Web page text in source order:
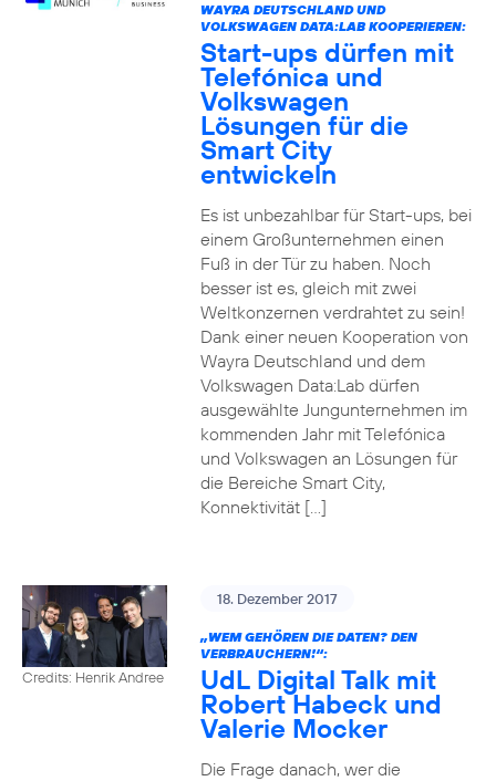
WAYRA DEUTSCHLAND UND
VOLKSWAGEN DATA:LAB KOOPERIEREN:
Start-ups dürfen mit
Telefónica und
Volkswagen
Lösungen für die
Smart City
entwickeln
Es ist unbezahlbar für Start-ups, bei
einem Großunternehmen einen
Fuß in der Tür zu haben. Noch
besser ist es, gleich mit zwei
Weltkonzernen verdrahtet zu sein!
Dank einer neuen Kooperation von
Wayra Deutschland und dem
Volkswagen Data:Lab dürfen
ausgewählte Jungunternehmen im
kommenden Jahr mit Telefónica
und Volkswagen an Lösungen für
die Bereiche Smart City,
Konnektivität […]
Credits: Henrik Andree
18. Dezember 2017
„WEM GEHÖREN DIE DATEN? DEN
VERBRAUCHERN!“:
UdL Digital Talk mit
Robert Habeck und
Valerie Mocker
Die Frage danach, wer die